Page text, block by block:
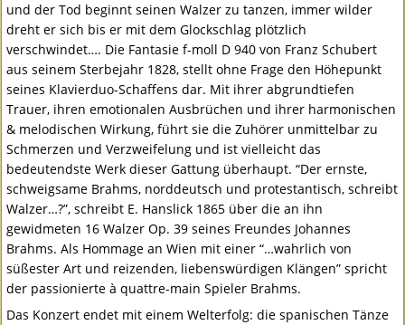
und der Tod beginnt seinen Walzer zu tanzen, immer wilder
dreht er sich bis er mit dem Glockschlag plötzlich
verschwindet…. Die Fantasie f-moll D 940 von Franz Schubert
aus seinem Sterbejahr 1828, stellt ohne Frage den Höhepunkt
seines Klavierduo-Schaffens dar. Mit ihrer abgrundtiefen
Trauer, ihren emotionalen Ausbrüchen und ihrer harmonischen
& melodischen Wirkung, führt sie die Zuhörer unmittelbar zu
Schmerzen und Verzweifelung und ist vielleicht das
bedeutendste Werk dieser Gattung überhaupt. “Der ernste,
schweigsame Brahms, norddeutsch und protestantisch, schreibt
Walzer…?”, schreibt E. Hanslick 1865 über die an ihn
gewidmeten 16 Walzer Op. 39 seines Freundes Johannes
Brahms. Als Hommage an Wien mit einer “…wahrlich von
süßester Art und reizenden, liebenswürdigen Klängen” spricht
der passionierte à quattre-main Spieler Brahms.
Das Konzert endet mit einem Welterfolg: die spanischen Tänze